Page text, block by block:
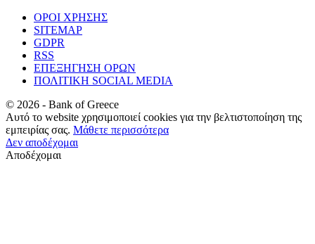
ΟΡΟΙ ΧΡΗΣΗΣ
SITEMAP
GDPR
RSS
ΕΠΕΞΗΓΗΣΗ ΟΡΩΝ
ΠΟΛΙΤΙΚΗ SOCIAL MEDIA
© 2026 - Bank of Greece
Αυτό το website χρησιμοποιεί cookies για την βελτιστοποίηση της
εμπειρίας σας. Μάθετε περισσότερα
Δεν αποδέχομαι
Αποδέχομαι